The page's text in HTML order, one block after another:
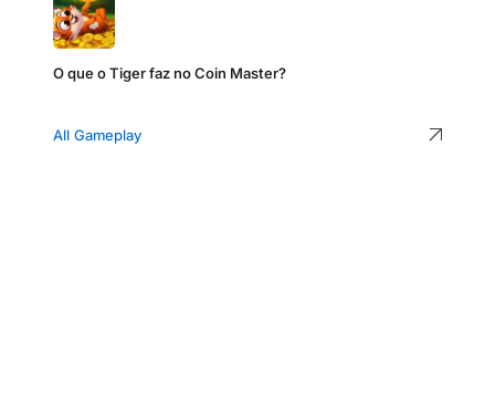
O que o Tiger faz no Coin Master?
All Gameplay